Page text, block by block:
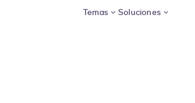
Temas Soluciones